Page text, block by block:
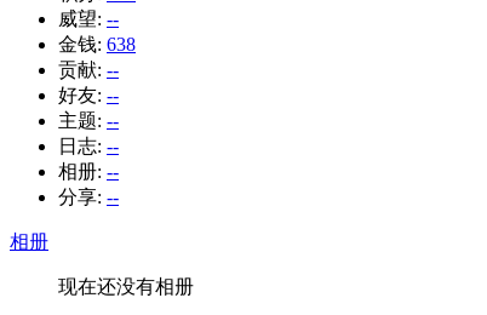
威望: --
金钱: 638
贡献: --
好友: --
主题: --
日志: --
相册: --
分享: --
相册
现在还没有相册